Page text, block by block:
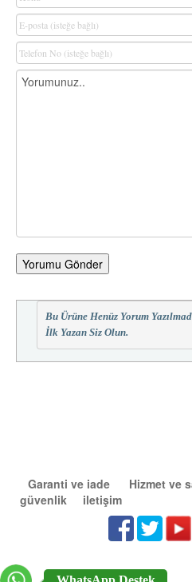
Yorumu Gönder
Bu Ürüne Henüz Yorum
İlk Yazan Siz Olun.
Garanti ve iade Hizmet ve
güvenlik
iletişim